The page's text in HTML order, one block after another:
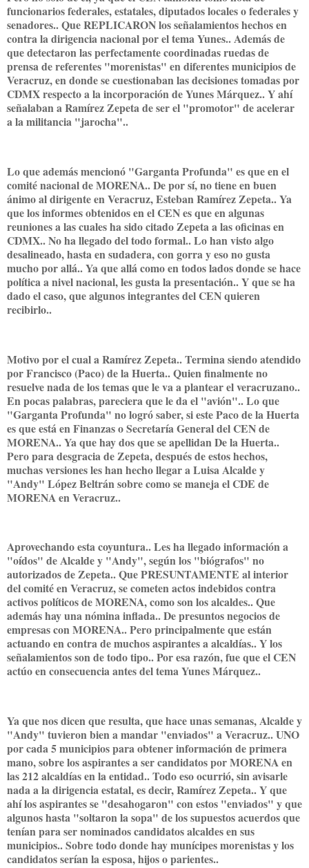
funcionarios federales, estatales, diputados locales o federales y
senadores.. Que REPLICARON los señalamientos hechos en
contra la dirigencia nacional por el tema Yunes.. Además de
que detectaron las perfectamente coordinadas ruedas de
prensa de referentes "morenistas" en diferentes municipios de
Veracruz, en donde se cuestionaban las decisiones tomadas por
CDMX respecto a la incorporación de Yunes Márquez.. Y ahí
señalaban a Ramírez Zepeta de ser el "promotor" de acelerar
a la militancia "jarocha"..
Lo que además mencionó "Garganta Profunda" es que en el
comité nacional de MORENA.. De por sí, no tiene en buen
ánimo al dirigente en Veracruz, Esteban Ramírez Zepeta.. Ya
que los informes obtenidos en el CEN es que en algunas
reuniones a las cuales ha sido citado Zepeta a las oficinas en
CDMX.. No ha llegado del todo formal.. Lo han visto algo
desalineado, hasta en sudadera, con gorra y eso no gusta
mucho por allá.. Ya que allá como en todos lados donde se hace
política a nivel nacional, les gusta la presentación.. Y que se ha
dado el caso, que algunos integrantes del CEN quieren
recibirlo..
Motivo por el cual a Ramírez Zepeta.. Termina siendo atendido
por Francisco (Paco) de la Huerta.. Quien finalmente no
resuelve nada de los temas que le va a plantear el veracruzano..
En pocas palabras, pareciera que le da el "avión".. Lo que
"Garganta Profunda" no logró saber, si este Paco de la Huerta
es que está en Finanzas o Secretaría General del CEN de
MORENA.. Ya que hay dos que se apellidan De la Huerta..
Pero para desgracia de Zepeta, después de estos hechos,
muchas versiones les han hecho llegar a Luisa Alcalde y
"Andy" López Beltrán sobre como se maneja el CDE de
MORENA en Veracruz..
Aprovechando esta coyuntura.. Les ha llegado información a
"oídos" de Alcalde y "Andy", según los "biógrafos" no
autorizados de Zepeta.. Que PRESUNTAMENTE al interior
del comité en Veracruz, se cometen actos indebidos contra
activos políticos de MORENA, como son los alcaldes.. Que
además hay una nómina inflada.. De presuntos negocios de
empresas con MORENA.. Pero principalmente que están
actuando en contra de muchos aspirantes a alcaldías.. Y los
señalamientos son de todo tipo.. Por esa razón, fue que el CEN
actúo en consecuencia antes del tema Yunes Márquez..
Ya que nos dicen que resulta, que hace unas semanas, Alcalde y
"Andy" tuvieron bien a mandar "enviados" a Veracruz.. UNO
por cada 5 municipios para obtener información de primera
mano, sobre los aspirantes a ser candidatos por MORENA en
las 212 alcaldías en la entidad.. Todo eso ocurrió, sin avisarle
nada a la dirigencia estatal, es decir, Ramírez Zepeta.. Y que
ahí los aspirantes se "desahogaron" con estos "enviados" y que
algunos hasta "soltaron la sopa" de los supuestos acuerdos que
tenían para ser nominados candidatos alcaldes en sus
municipios.. Sobre todo donde hay munícipes morenistas y los
candidatos serían la esposa, hijos o parientes..